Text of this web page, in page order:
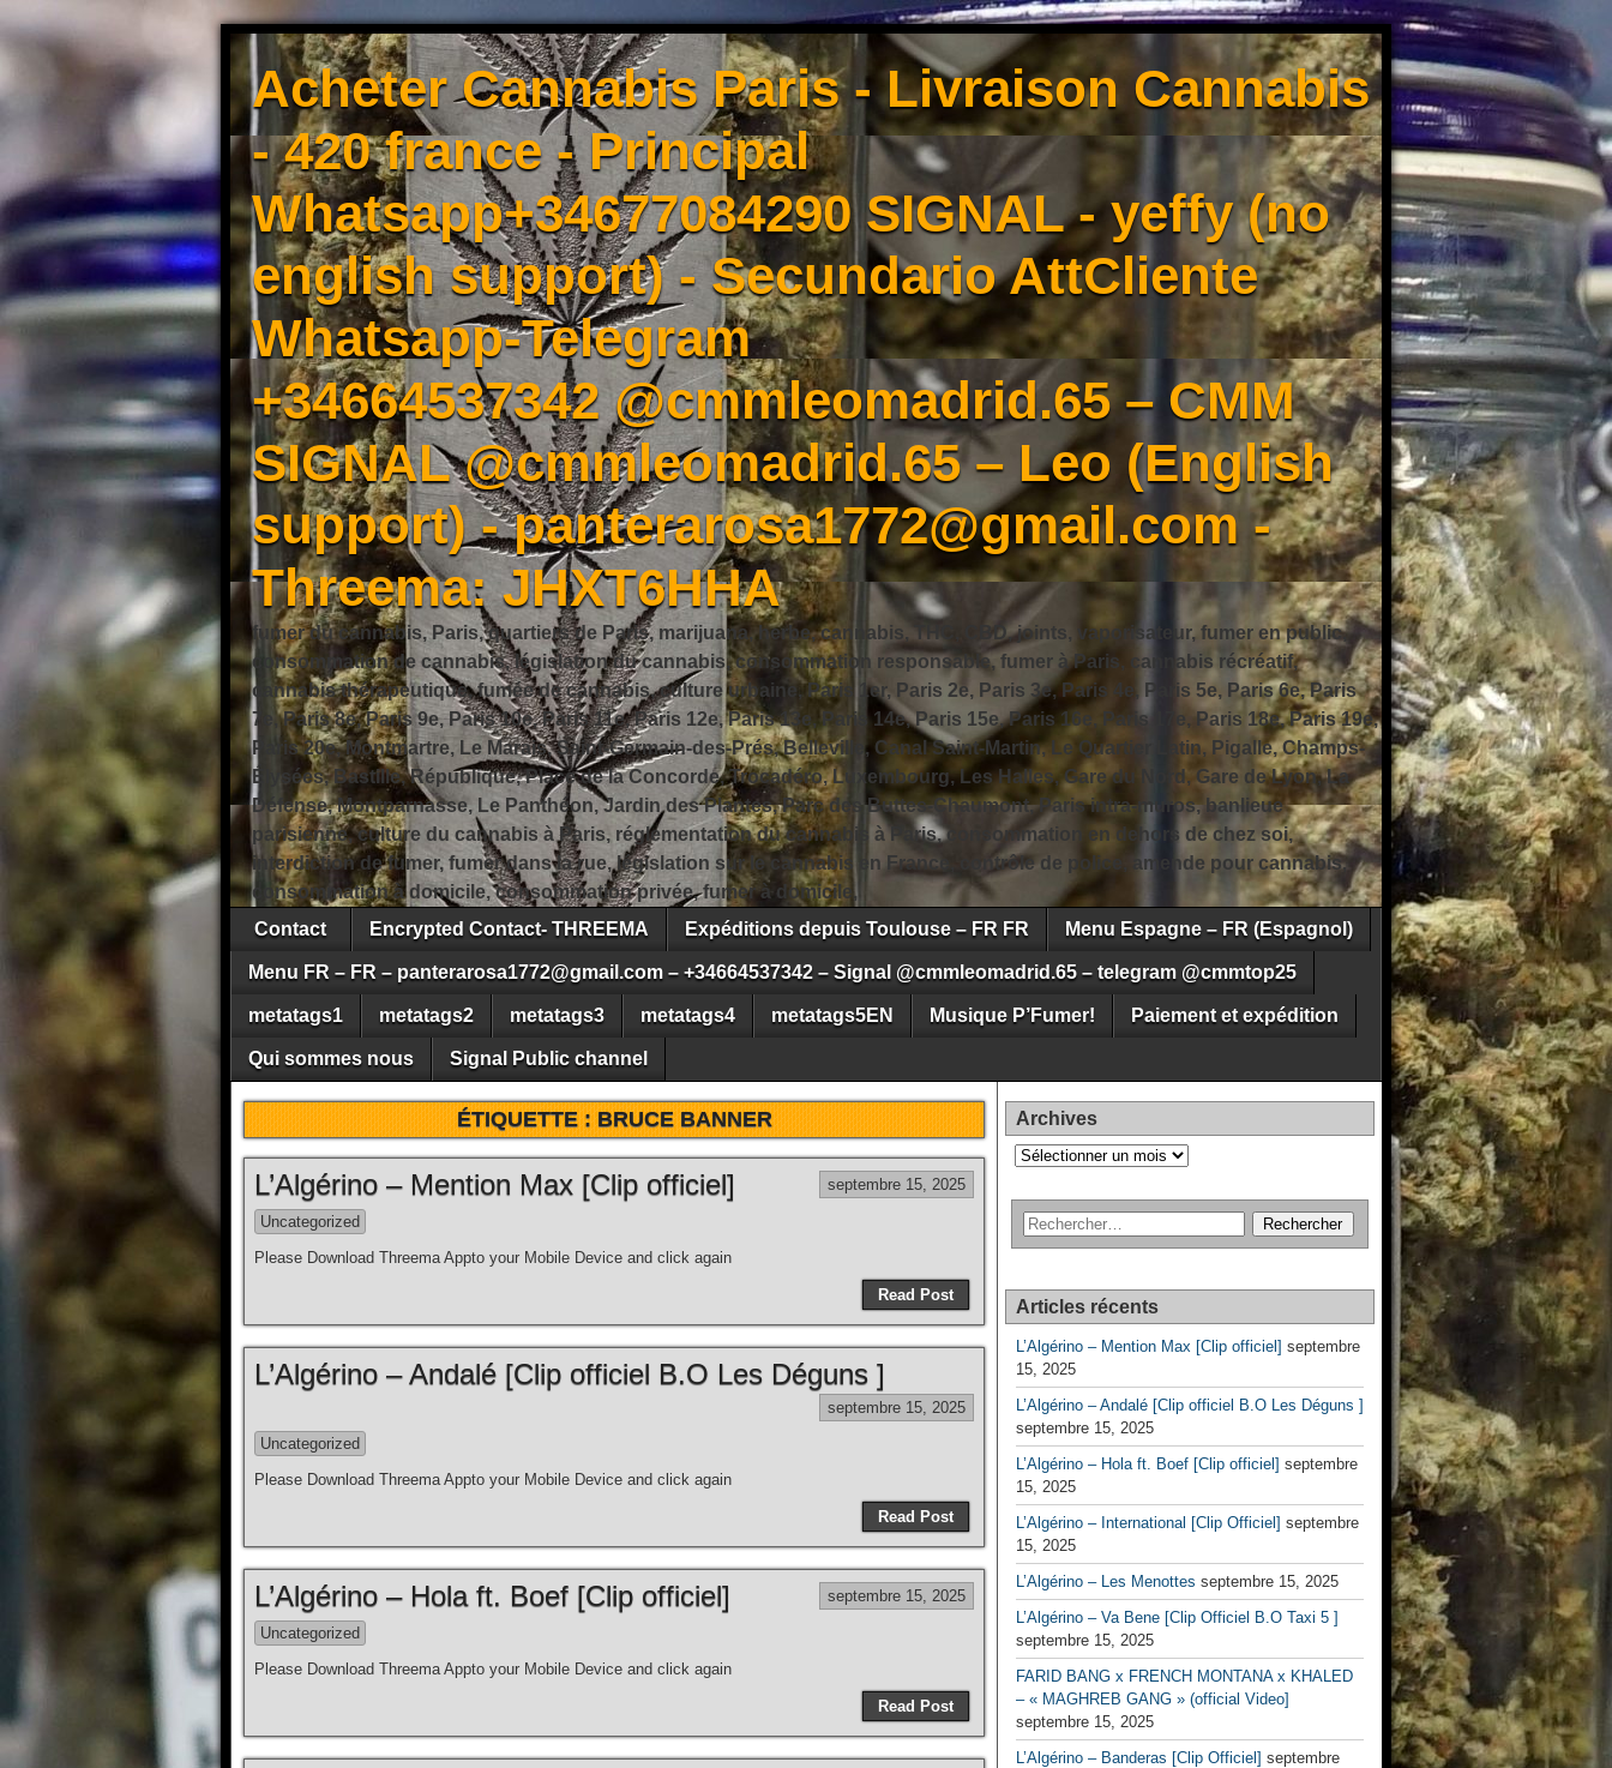
Acheter Cannabis Paris - Livraison Cannabis
- 420 france - Principal
Whatsapp+34677084290 SIGNAL - yeffy (no
english support) - Secundario AttCliente
Whatsapp-Telegram
+34664537342 @cmmleomadrid.65 – CMM
SIGNAL @cmmleomadrid.65 – Leo (English
support) - panterarosa1772@gmail.com -
Threema: JHXT6HHA
fumer du cannabis, Paris, quartiers de Paris, marijuana, herbe, cannabis, THC, CBD, joints, vaporisateur, fumer en public,
consommation de cannabis, législation du cannabis, consommation responsable, fumer à Paris, cannabis récréatif,
cannabis thérapeutique, fumée de cannabis, culture urbaine, Paris 1er, Paris 2e, Paris 3e, Paris 4e, Paris 5e, Paris 6e, Paris
7e, Paris 8e, Paris 9e, Paris 10e, Paris 11e, Paris 12e, Paris 13e, Paris 14e, Paris 15e, Paris 16e, Paris 17e, Paris 18e, Paris 19e,
Paris 20e, Montmartre, Le Marais, Saint-Germain-des-Prés, Belleville, Canal Saint-Martin, Le Quartier Latin, Pigalle, Champs-
Élysées, Bastille, République, Place de la Concorde, Trocadéro, Luxembourg, Les Halles, Gare du Nord, Gare de Lyon, La
Défense, Montparnasse, Le Panthéon, Jardin des Plantes, Parc des Buttes-Chaumont, Paris intra-muros, banlieue
parisienne, culture du cannabis à Paris, réglementation du cannabis à Paris, consommation en dehors de chez soi,
interdiction de fumer, fumer dans la rue, législation sur le cannabis en France, contrôle de police, amende pour cannabis,
consommation à domicile, consommation privée, fumer à domicile,
Contact
Encrypted Contact- THREEMA Expéditions depuis Toulouse – FR FR Menu Espagne – FR (Espagnol)
Menu FR – FR – panterarosa1772@gmail.com – +34664537342 – Signal @cmmleomadrid.65 – telegram @cmmtop25
metatags1 metatags2 metatags3 metatags4 metatags5EN Musique P’Fumer! Paiement et expédition
Qui sommes nous Signal Public channel
ÉTIQUETTE :BRUCE BANNER
L’Algérino – Mention Max [Clip officiel] septembre 15, 2025
Uncategorized
Please Download Threema Appto your Mobile Device and click again
Read Post
L’Algérino – Andalé [Clip officiel B.O Les Déguns ]
septembre 15, 2025
Uncategorized
Please Download Threema Appto your Mobile Device and click again
Read Post
L’Algérino – Hola ft. Boef [Clip officiel] septembre 15, 2025
Uncategorized
Please Download Threema Appto your Mobile Device and click again
Read Post
Archives
Archives
Articles récents
L’Algérino – Mention Max [Clip officiel] septembre
15, 2025
L’Algérino – Andalé [Clip officiel B.O Les Déguns ]
septembre 15, 2025
L’Algérino – Hola ft. Boef [Clip officiel] septembre
15, 2025
L’Algérino – International [Clip Officiel] septembre
15, 2025
L’Algérino – Les Menottes septembre 15, 2025
L’Algérino – Va Bene [Clip Officiel B.O Taxi 5 ]
septembre 15, 2025
FARID BANG x FRENCH MONTANA x KHALED
– « MAGHREB GANG » (official Video]
septembre 15, 2025
L’Algérino – Banderas [Clip Officiel] septembre